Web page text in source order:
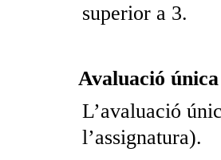
superior a 3.
Avaluació única
L’avaluació
l’assignatura).